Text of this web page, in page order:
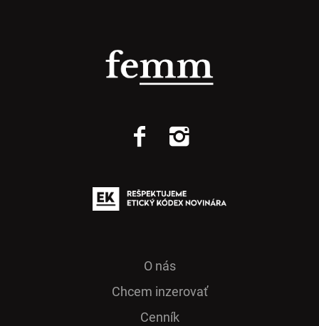
O nás
Chcem inzerovať
Cenník